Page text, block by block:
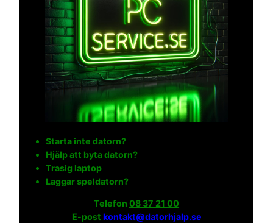
Starta inte datorn?
Hjälp att byta datorn?
Trasig laptop
Laggar speldatorn?
Telefon 08 37 21 00
E-post kontakt@datorhjalp.se